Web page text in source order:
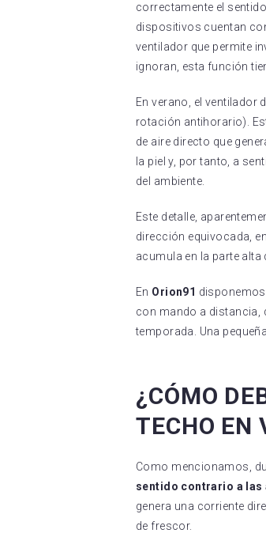
correctamente el
dispositivos cuentan
ventilador que permite
ignoran, esta función
En verano, el ventilador
rotación antihorario).
de aire directo que
la piel y, por tanto, a
del ambiente.
Este detalle,
dirección equivocada,
acumula en la parte alta
En Orion91
con mando a distancia,
temporada. Una
¿CÓMO
TECHO EN
Como mencionamos,
sentido contrario a las
genera una corriente
de frescor.